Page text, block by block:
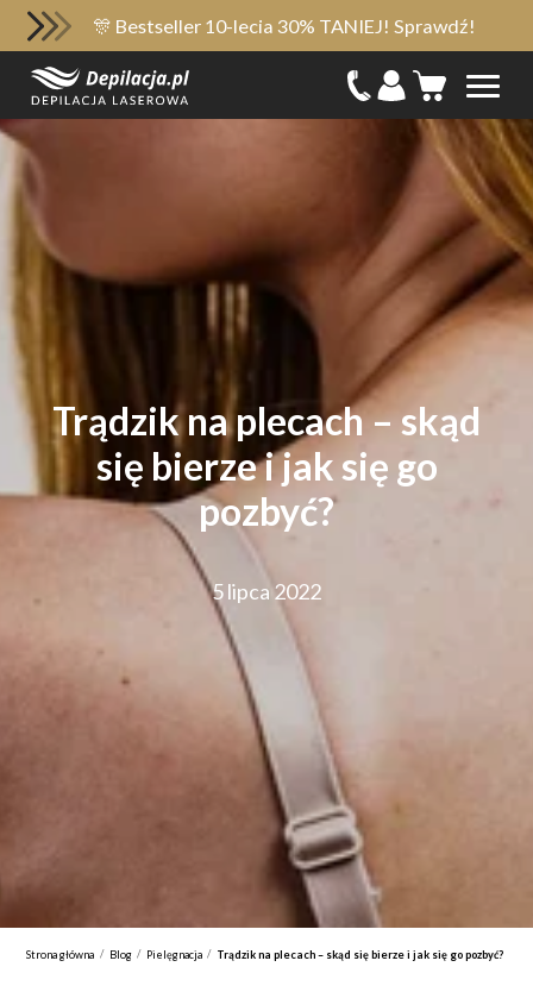
🎊 Bestseller 10-lecia 30% TANIEJ! Sprawdź!
Trądzik na plecach – skąd
się bierze i jak się go
pozbyć?
5 lipca 2022
Strona główna / Blog / Pielęgnacja / Trądzik na plecach – skąd się bierze i jak się go pozbyć?